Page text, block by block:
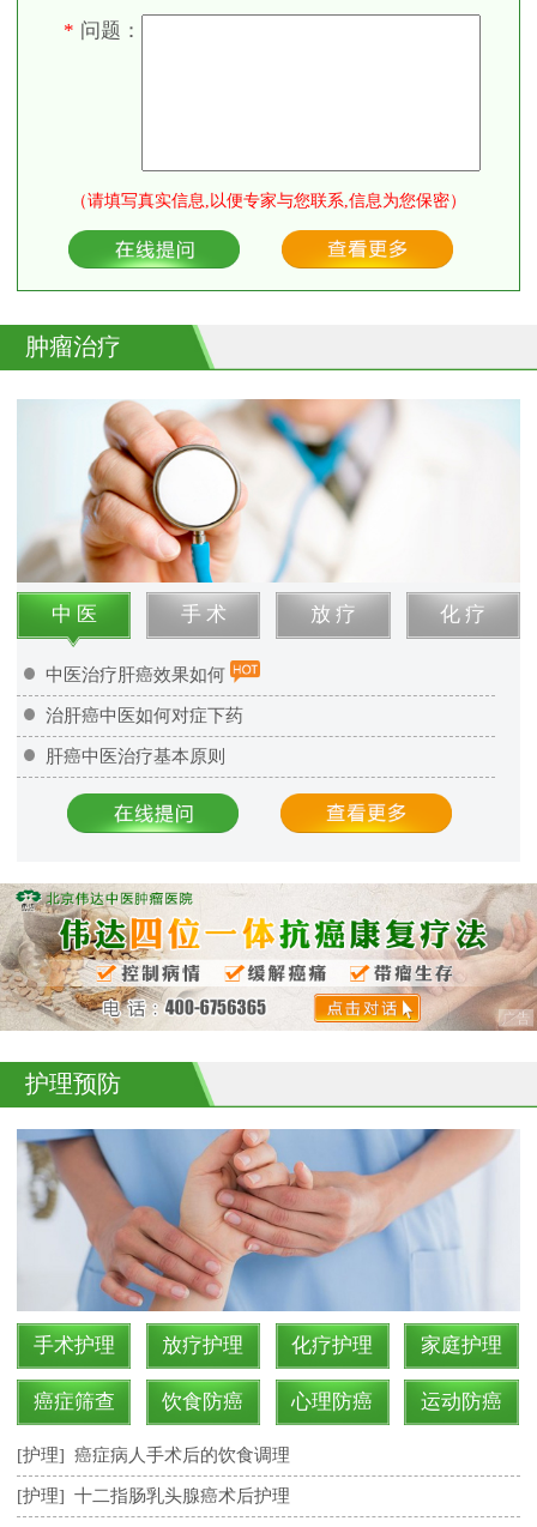
* 问题：
（请填写真实信息,以便专家与您联系,信息为您保密）
肿瘤治疗
中 医 手 术 放 疗 化 疗
中医治疗肝癌效果如何
治肝癌中医如何对症下药
肝癌中医治疗基本原则
护理预防
手术护理 放疗护理 化疗护理 家庭护理
癌症筛查 饮食防癌 心理防癌 运动防癌
[护理] 癌症病人手术后的饮食调理
[护理] 十二指肠乳头腺癌术后护理